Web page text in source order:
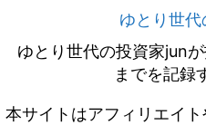
ゆとり世
ゆとり世代の投資家jun
までを記録
本サイトはアフィリエイ